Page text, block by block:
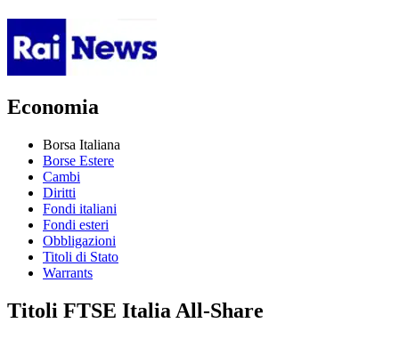
Economia
Borsa Italiana
Borse Estere
Cambi
Diritti
Fondi italiani
Fondi esteri
Obbligazioni
Titoli di Stato
Warrants
Titoli FTSE Italia All-Share